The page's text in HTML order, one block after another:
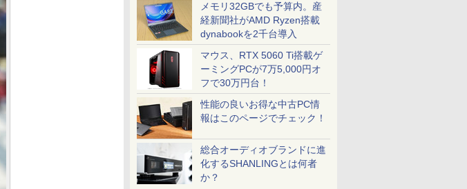
メモリ32GBでも予算内。産
経新聞社がAMD Ryzen搭載
dynabookを2千台導入
マウス、RTX 5060 Ti搭載ゲ
ーミングPCが7万5,000円オ
フで30万円台！
性能の良いお得な中古PC情
報はこのページでチェック！
総合オーディオブランドに進
化するSHANLINGとは何者
か？